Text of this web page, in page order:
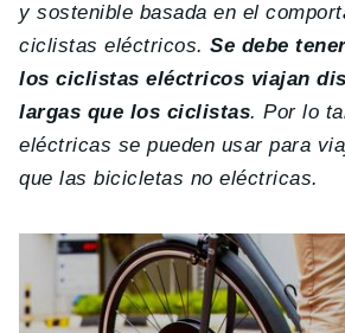
y sostenible basada en el
ciclistas eléctricos.Se debe
los ciclistas eléctricos viajan
largas que los ciclistas. Por lo
eléctricas se pueden usar para
que las bicicletas no eléctricas.